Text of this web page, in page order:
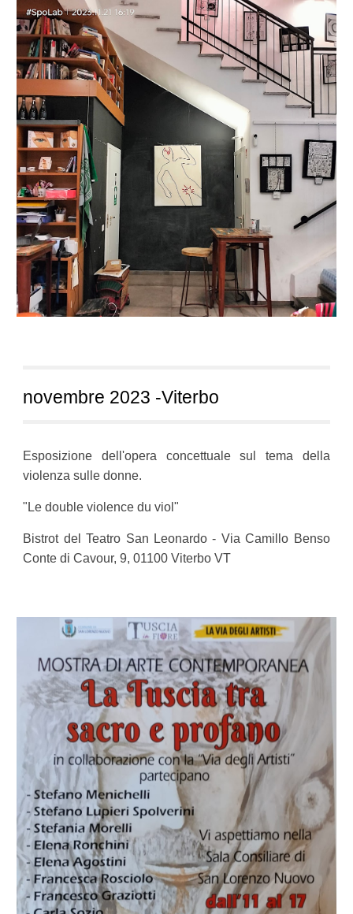
novembre 2023 -Viterbo
Esposizione dell'opera concettuale sul tema della
violenza sulle donne.
"Le double violence du viol"
Bistrot del Teatro San Leonardo - Via Camillo Benso
Conte di Cavour, 9, 01100 Viterbo VT